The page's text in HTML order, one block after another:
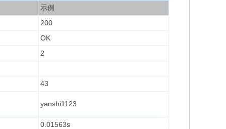
示例
200
OK
2
43
yanshi1123
0.01563s